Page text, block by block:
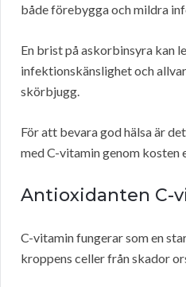
både förebygga och mildra
En brist på askorbinsyra kan
infektionskänslighet och
skörbjugg.
För att bevara god hälsa är
med C-vitamin genom
Antioxidanten C-
C-vitamin fungerar som en
kroppens celler från skador